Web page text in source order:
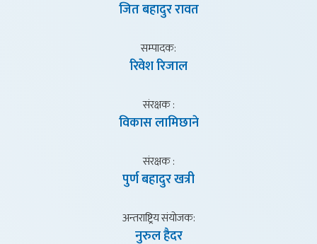
जित बहादुर रावत
सम्पादक:
रिवेश रिजाल
संरक्षक :
विकास लामिछाने
संरक्षक :
पुर्ण बहादुर खत्री
अन्तराष्ट्रिय संयाेजक:
नुरुल हैदर